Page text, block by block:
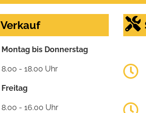
Verkauf
Montag bis Donnerstag
8.00 - 18.00 Uhr
Freitag
8.00 - 16.00 Uhr